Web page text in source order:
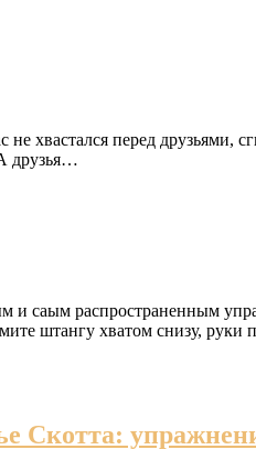
хвастался перед друзьями,
друзья…
и саым распространенным
штангу хватом снизу,
Скотта: